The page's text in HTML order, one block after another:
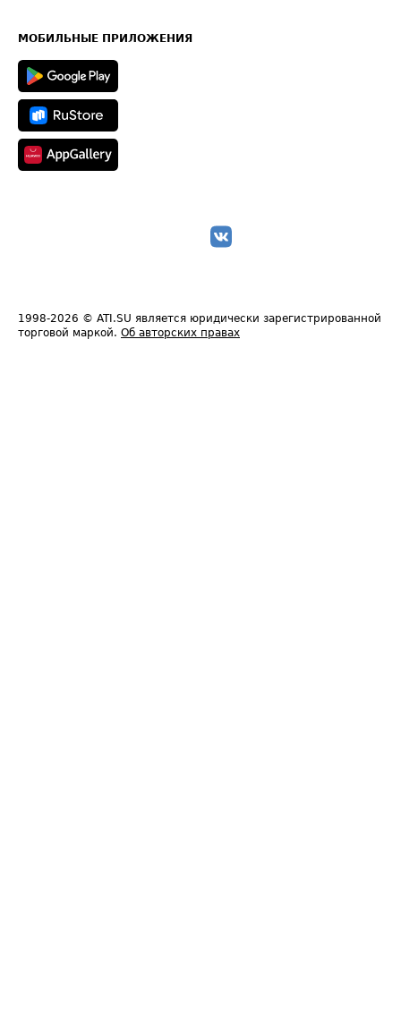
Техническая информация
МОБИЛЬНЫЕ ПРИЛОЖЕНИЯ
1998-2026 © ATI.SU является юридически зарегистрированной
торговой маркой. Об авторских правах